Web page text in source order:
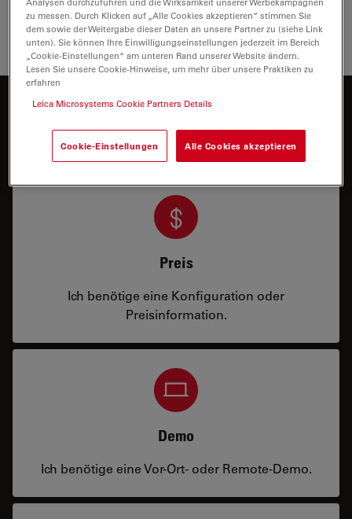
Show answer
Wie werden Schnitte vom Ultramikrotom auf das
EM-Netzchen übertragen?
Möchten Sie mehr dazu erfahren?
Sprechen Sie mit unseren Experten.
Preis
Ich benötige eine Konfiguration oder
Preisinformation.
Demo
Ich benötige eine Vor-Ort- oder Remote-Demo.
zu messen. Durch Klicken auf „Alle Cookies akzeptieren“ stimmen Sie
dem sowie der Weitergabe dieser Daten an unsere Partner zu (siehe Link
unten). Sie können Ihre Einwilligungseinstellungen jederzeit im Bereich
„Cookie-Einstellungen“ am unteren Rand unserer Website ändern.
Lesen Sie unsere Cookie-Hinweise, um mehr über unsere Praktiken zu
erfahren
Leica Microsystems Cookie Partners Details
Cookie-Einstellungen Alle Cookies akzeptieren